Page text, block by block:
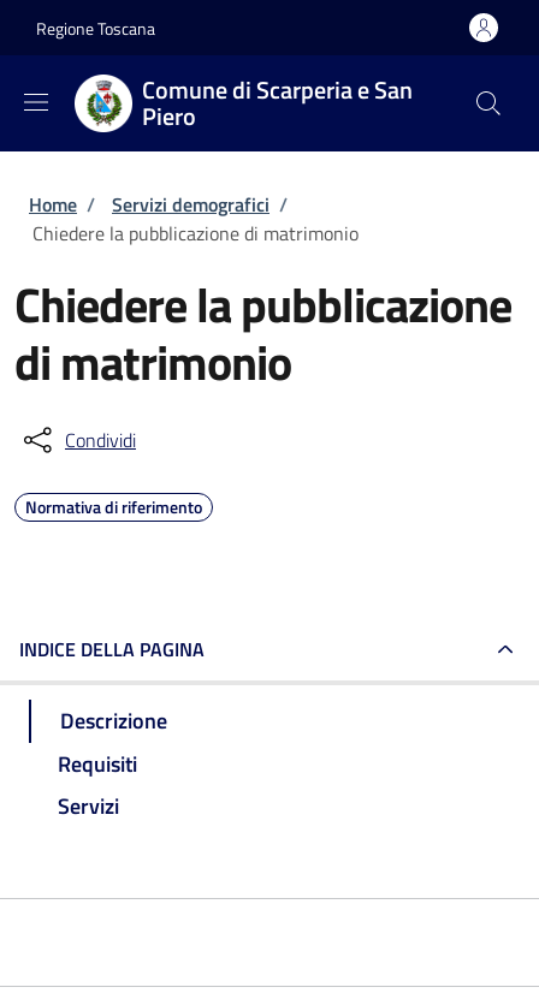
Regione Toscana
Comune di Scarperia e San
Piero
Briciole di pane
Home / Servizi demografici /
Chiedere la pubblicazione di matrimonio
Chiedere la pubblicazione
di matrimonio
Condividi
Normativa di riferimento
INDICE DELLA PAGINA
Descrizione
Requisiti
Servizi